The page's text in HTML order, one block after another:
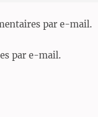
par e-mail.
par e-mail.